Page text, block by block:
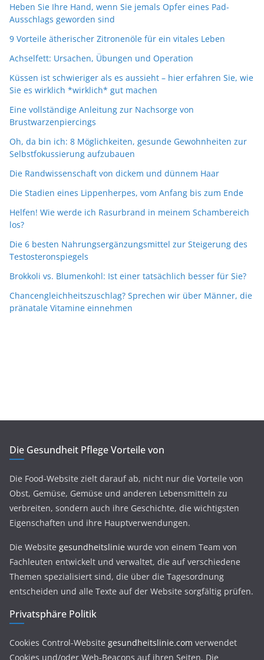
Heben Sie Ihre Hand, wenn Sie jemals Opfer eines Pad-
Ausschlags geworden sind
9 Vorteile ätherischer Zitronenöle für ein vitales Leben
Achselfett: Ursachen, Übungen und Operation
Küssen ist schwieriger als es aussieht – hier erfahren Sie, wie
Sie es wirklich *wirklich* gut machen
Eine vollständige Anleitung zur Nachsorge von
Brustwarzenpiercings
Oh, da bin ich: 8 Möglichkeiten, gesunde Gewohnheiten zur
Selbstfokussierung aufzubauen
Die Randwissenschaft von dickem und dünnem Haar
Die Stadien eines Lippenherpes, vom Anfang bis zum Ende
Helfen! Wie werde ich Rasurbrand in meinem Schambereich
los?
Die 6 besten Nahrungsergänzungsmittel zur Steigerung des
Testosteronspiegels
Brokkoli vs. Blumenkohl: Ist einer tatsächlich besser für Sie?
Chancengleichheitszuschlag? Sprechen wir über Männer, die
pränatale Vitamine einnehmen
Die Gesundheit Pflege Vorteile von
Die Food-Website zielt darauf ab, nicht nur die Vorteile von
Obst, Gemüse, Gemüse und anderen Lebensmitteln zu
verbreiten, sondern auch ihre Geschichte, die wichtigsten
Eigenschaften und ihre Hauptverwendungen.
Die Website gesundheitslinie wurde von einem Team von
Fachleuten entwickelt und verwaltet, die auf verschiedene
Themen spezialisiert sind, die über die Tagesordnung
entscheiden und alle Texte auf der Website sorgfältig prüfen.
Privatsphäre Politik
Cookies Control-Website gesundheitslinie.com verwendet
Cookies und/oder Web-Beacons auf ihren Seiten. Die